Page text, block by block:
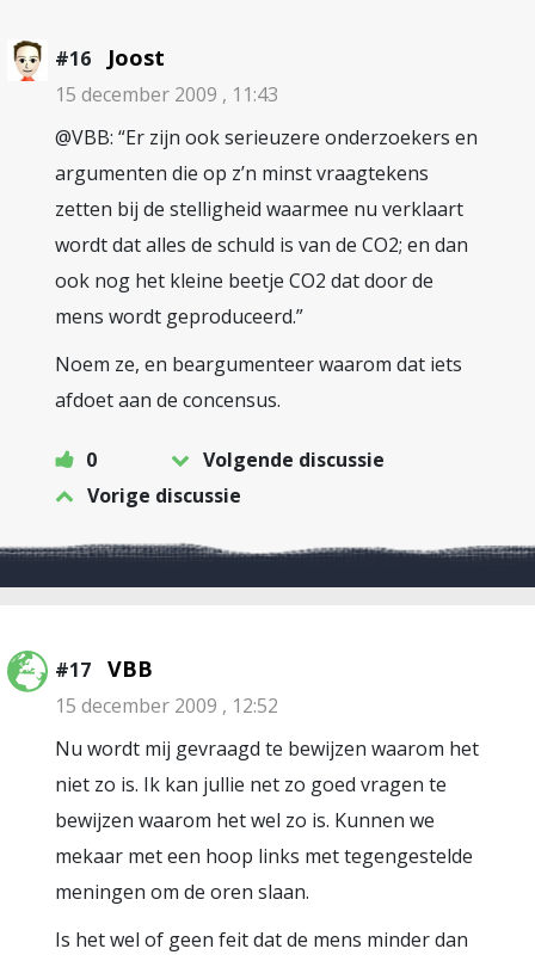
#16 Joost
15 december 2009 , 11:43
@VBB: “Er zijn ook serieuzere onderzoekers en
argumenten die op z’n minst vraagtekens
zetten bij de stelligheid waarmee nu verklaart
wordt dat alles de schuld is van de CO2; en dan
ook nog het kleine beetje CO2 dat door de
mens wordt geproduceerd.”
Noem ze, en beargumenteer waarom dat iets
afdoet aan de concensus.
0
Volgende discussie
Vorige discussie
#17 VBB
15 december 2009 , 12:52
Nu wordt mij gevraagd te bewijzen waarom het
niet zo is. Ik kan jullie net zo goed vragen te
bewijzen waarom het wel zo is. Kunnen we
mekaar met een hoop links met tegengestelde
meningen om de oren slaan.
Is het wel of geen feit dat de mens minder dan